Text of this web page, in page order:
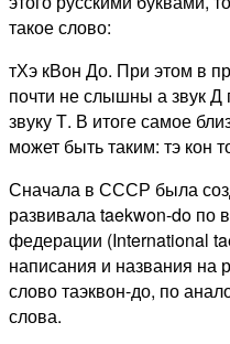
такое слово:
тХэ кВон До. При этом в
почти не слышны а звук Д
звуку Т. В итоге самое
может быть таким: тэ кон
Сначала в СССР была
развивала taekwon-do по
федерации (International
написания и названия на
слово таэквон-до, по
слова.